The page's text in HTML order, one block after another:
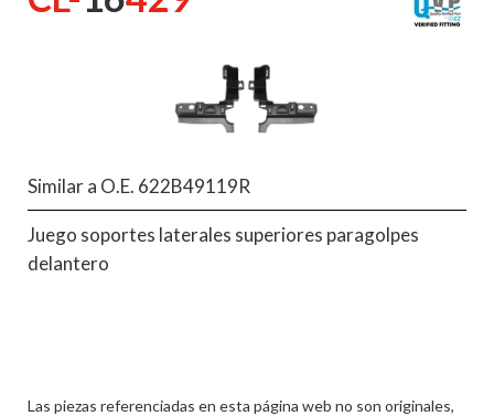
Similar a O.E. 622B49119R
Juego soportes laterales superiores paragolpes
delantero
Las piezas referenciadas en esta página web no son originales,